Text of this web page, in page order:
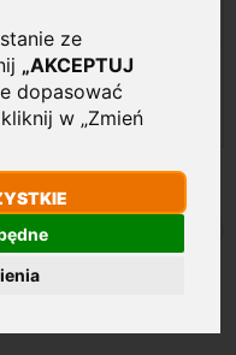
ze
„AKCEPTUJ
dopasować
w „Zmień
36W
Biała